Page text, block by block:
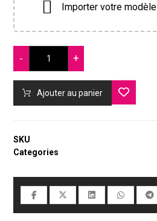
Importer votre modèle
- +
Ajouter au panier
SKU
Categories